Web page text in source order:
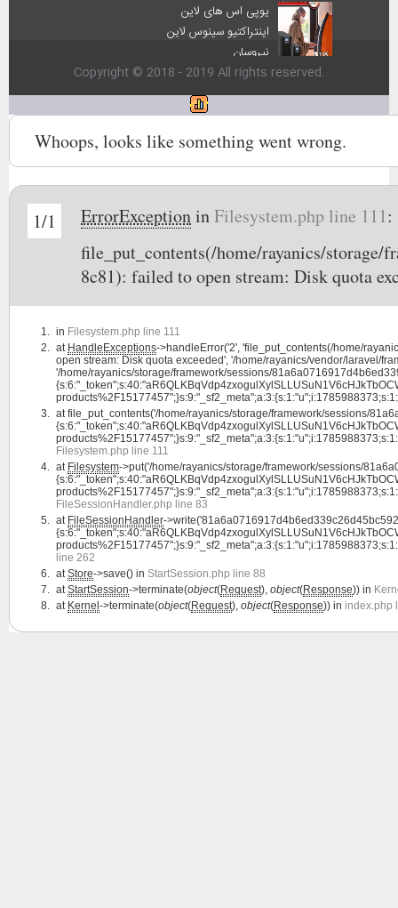
یوپی اس های لاین
اینتراکتیو سینوس لاین
نیروسان
Copyright © 2018 - 2019 All rights reserved.
Whoops, looks like something went wrong.
1/1 ErrorExceptioninFilesystem.php line 111:
file_put_contents(/home/rayanics/storage/
8c81): failed to open stream: Disk quota
in Filesystem.php line 111
at HandleExceptions->handleError('2', 'file_put_contents(/home/
open stream: Disk quota exceeded', '/home/rayanics/vendor/laravel/
'/home/rayanics/storage/framework/sessions/
atfile_put_contents('/home/rayanics/storage/framework/sessions/
Filesystem.php line 111
at Filesystem->put('/home/rayanics/storage/framework/sessions/
FileSessionHandler.php line 83
at FileSessionHandler-
line 262
atStore->save() in StartSession.php line 88
atStartSession->terminate(object(Request), object(Response)) in
at Kernel->terminate(object(Request), object(Response)) in index.php